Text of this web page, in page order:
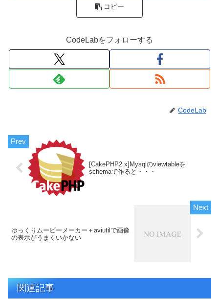
コピー
CodeLabをフォローする
CodeLab
[CakePHP2.x]Mysqlのviewtableを
schemaで作ると・・・
ゆっくりムービーメーカー＋aviutilで画像
の表示がうまくいかない
関連記事